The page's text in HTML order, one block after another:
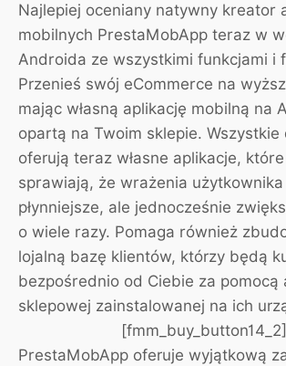
Najlepiej oceniany natywny kreator
mobilnych PrestaMobApp teraz w
Androida ze wszystkimi funkcjami i
Przenieś swój eCommerce na
mając własną aplikację mobilną na
opartą na Twoim sklepie. Wszystkie
oferują teraz własne aplikacje,
sprawiają, że wrażenia użytkownika
płynniejsze, ale jednocześnie
o wiele razy. Pomaga również
lojalną bazę klientów, którzy będą
bezpośrednio od Ciebie za pomocą
sklepowej zainstalowanej na ich
[fmm_buy_button14_2]
PrestaMobApp oferuje wyjątkową